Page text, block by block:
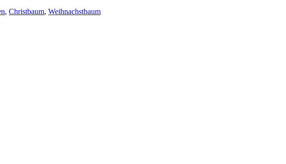
, Christbaum, Weihnachstbaum